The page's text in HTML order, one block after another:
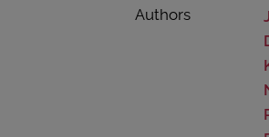
Authors